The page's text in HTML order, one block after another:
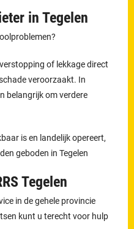
in Tegelen
of lekkage direct
veroorzaakt. In
belangrijk om verdere
is en landelijk opereert,
geboden in Tegelen
Tegelen
in de gehele provincie
kunt u terecht voor hulp